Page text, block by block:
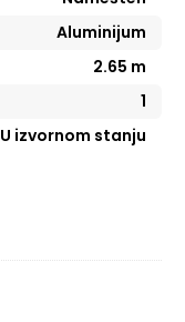
Aluminijum
2.65 m
1
U izvornom stanju